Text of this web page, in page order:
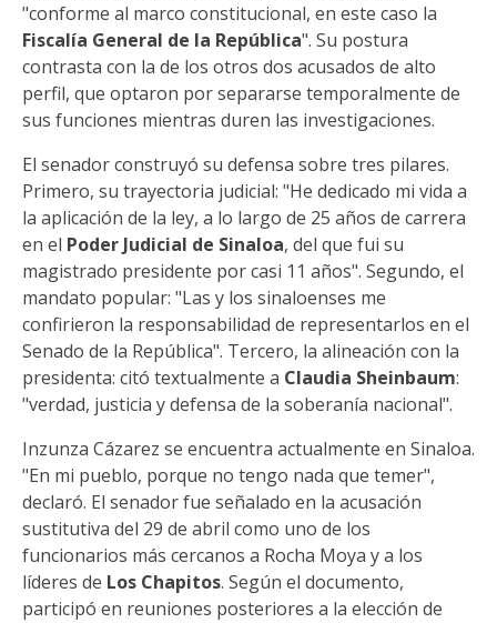
"conforme al marco constitucional, en este caso la
Fiscalía General de la República". Su postura
contrasta con la de los otros dos acusados de alto
perfil, que optaron por separarse temporalmente de
sus funciones mientras duren las investigaciones.
El senador construyó su defensa sobre tres pilares.
Primero, su trayectoria judicial: "He dedicado mi vida a
la aplicación de la ley, a lo largo de 25 años de carrera
en el Poder Judicial de Sinaloa, del que fui su
magistrado presidente por casi 11 años". Segundo, el
mandato popular: "Las y los sinaloenses me
confirieron la responsabilidad de representarlos en el
Senado de la República". Tercero, la alineación con la
presidenta: citó textualmente a Claudia Sheinbaum:
"verdad, justicia y defensa de la soberanía nacional".
Inzunza Cázarez se encuentra actualmente en Sinaloa.
"En mi pueblo, porque no tengo nada que temer",
declaró. El senador fue señalado en la acusación
sustitutiva del 29 de abril como uno de los
funcionarios más cercanos a Rocha Moya y a los
líderes de Los Chapitos. Según el documento,
participó en reuniones posteriores a la elección de